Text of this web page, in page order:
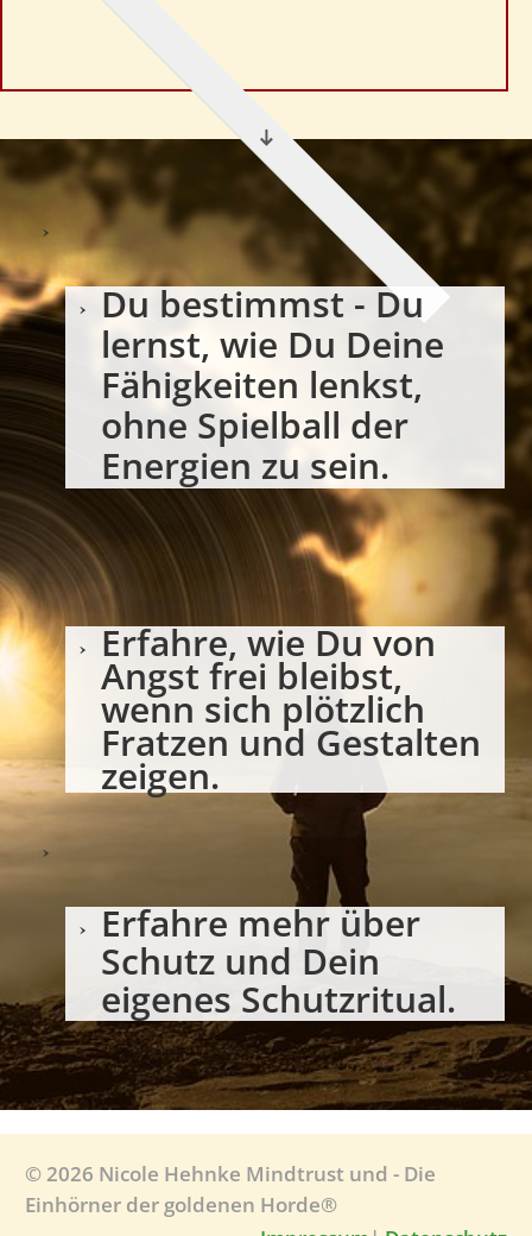
Du bestimmst - Du
lernst, wie Du Deine
Fähigkeiten lenkst,
ohne Spielball der
Energien zu sein.
Erfahre, wie Du von
Angst frei bleibst,
wenn sich plötzlich
Fratzen und Gestalten
zeigen.
Erfahre mehr über
Schutz und Dein
eigenes Schutzritual.
© 2026 Nicole Hehnke Mindtrust und - Die
Einhörner der goldenen Horde®